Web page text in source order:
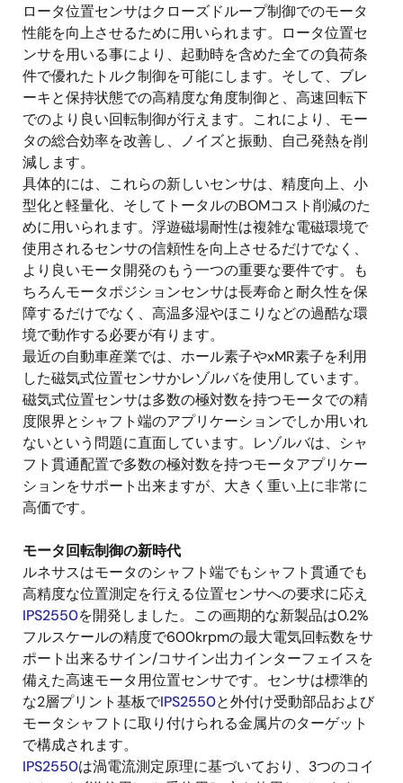
ロータ位置センサはクローズドループ制御でのモータ
性能を向上させるために用いられます。ロータ位置セ
ンサを用いる事により、起動時を含めた全ての負荷条
件で優れたトルク制御を可能にします。そして、ブレ
ーキと保持状態での高精度な角度制御と、高速回転下
でのより良い回転制御が行えます。これにより、モー
タの総合効率を改善し、ノイズと振動、自己発熱を削
減します。
具体的には、これらの新しいセンサは、精度向上、小
型化と軽量化、そしてトータルのBOMコスト削減のた
めに用いられます。浮遊磁場耐性は複雑な電磁環境で
使用されるセンサの信頼性を向上させるだけでなく、
より良いモータ開発のもう一つの重要な要件です。も
ちろんモータポジションセンサは長寿命と耐久性を保
障するだけでなく、高温多湿やほこりなどの過酷な環
境で動作する必要が有ります。
最近の自動車産業では、ホール素子やxMR素子を利用
した磁気式位置センサかレゾルバを使用しています。
磁気式位置センサは多数の極対数を持つモータでの精
度限界とシャフト端のアプリケーションでしか用いれ
ないという問題に直面しています。レゾルバは、シャ
フト貫通配置で多数の極対数を持つモータアプリケー
ションをサポート出来ますが、大きく重い上に非常に
高価です。
モータ回転制御の新時代
ルネサスはモータのシャフト端でもシャフト貫通でも
高精度な位置測定を行える位置センサへの要求に応え
IPS2550を開発しました。この画期的な新製品は0.2%
フルスケールの精度で600krpmの最大電気回転数をサ
ポート出来るサイン/コサイン出力インターフェイスを
備えた高速モータ用位置センサです。センサは標準的
な2層プリント基板でIPS2550と外付け受動部品および
モータシャフトに取り付けられる金属片のターゲット
で構成されます。
IPS2550は渦電流測定原理に基づいており、3つのコイ